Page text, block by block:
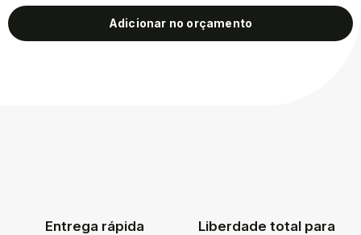
Adicionar no orçamento
Entrega rápida
Liberdade total para